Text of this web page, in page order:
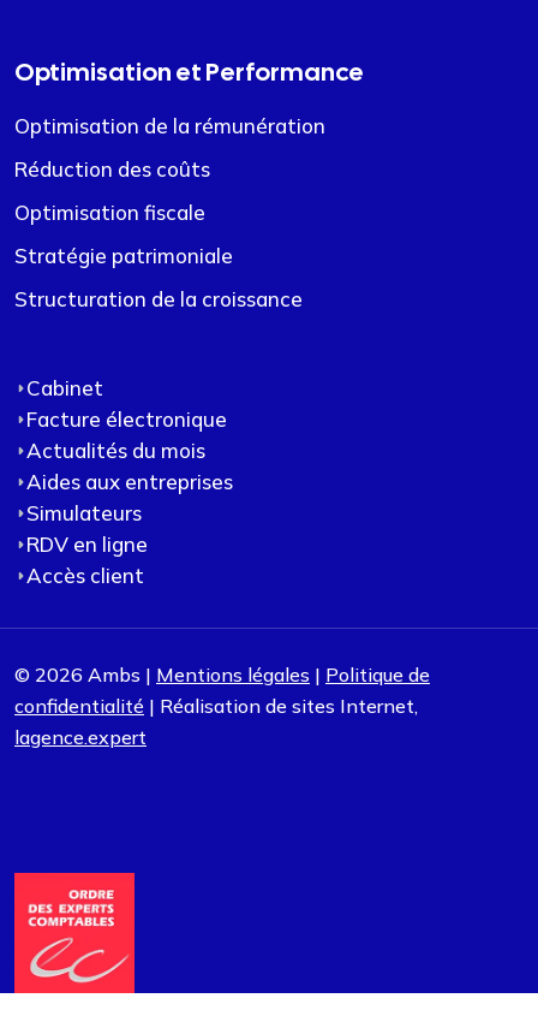
Optimisation et Performance
Optimisation de la rémunération
Réduction des coûts
Optimisation fiscale
Stratégie patrimoniale
Structuration de la croissance
Cabinet
Facture électronique
Actualités du mois
Aides aux entreprises
Simulateurs
RDV en ligne
Accès client
© 2026 Ambs | Mentions légales | Politique de
confidentialité | Réalisation de sites Internet,
lagence.expert